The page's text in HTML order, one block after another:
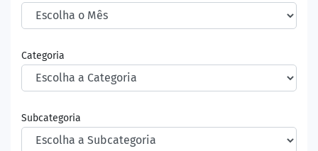
Categoria
Subcategoria